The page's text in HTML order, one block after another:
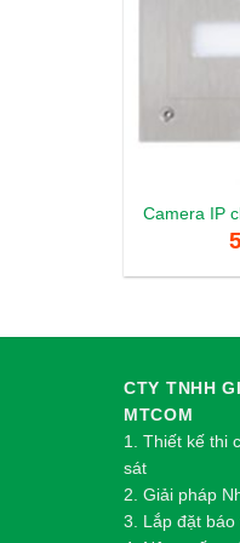
Camera IP
CTY TNHH
MTCOM
1. Thiết kế thi
sát
2. Giải pháp
3. Lắp đặt